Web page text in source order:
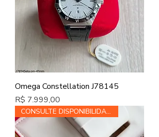
Omega Constellation J78145
Preço
R$ 7.999,00
CONSULTE DISPONIBILIDADE